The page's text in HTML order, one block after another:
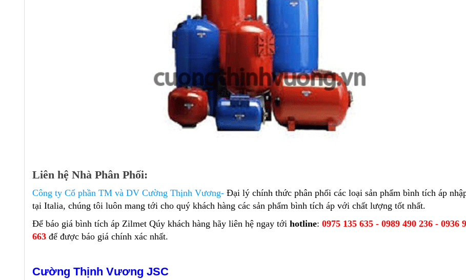
Liên hệ Nhà Phân Phối:
Công ty Cổ phần TM và DV Cường Thịnh Vương- Đại lý chính thức phân phối các loại sản phẩm bình tích áp
tại Italia, chúng tôi luôn mang tới cho quý khách hàng các sản phẩm bình tích áp với chất lượng tốt nhất.
Để báo giá bình tích áp Zilmet Qúy khách hàng hãy liên hệ ngay tới hotline: 0975 135 635 - 0989 490 236 - 0936
663 để được báo giá chính xác nhất.
Cường Thịnh Vương JSC